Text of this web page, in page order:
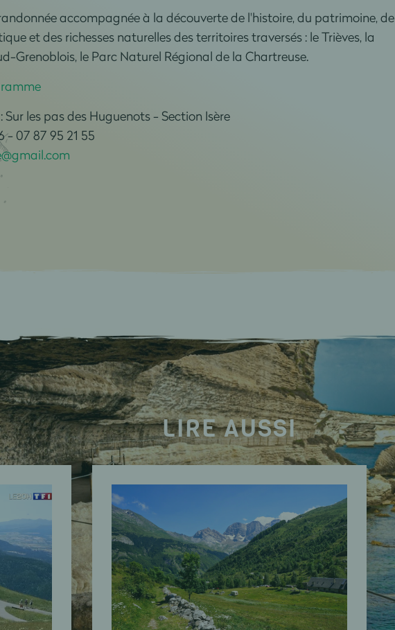
accompagnée à la découverte de l'histoire, du patrimoine, de
et des richesses naturelles des territoires traversés : le Trièves, la
Grenoblois, le Parc Naturel Régional de la Chartreuse.
Sur les pas des Huguenots - Section Isère
- 07 87 95 21 55
LIRE AUSSI